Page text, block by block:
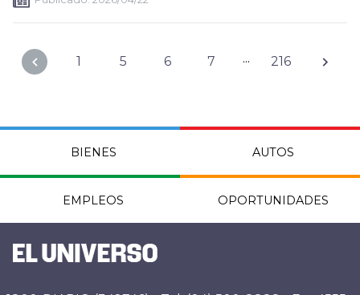
1 5 6 7 ... 216
BIENES AUTOS
EMPLEOS OPORTUNIDADES